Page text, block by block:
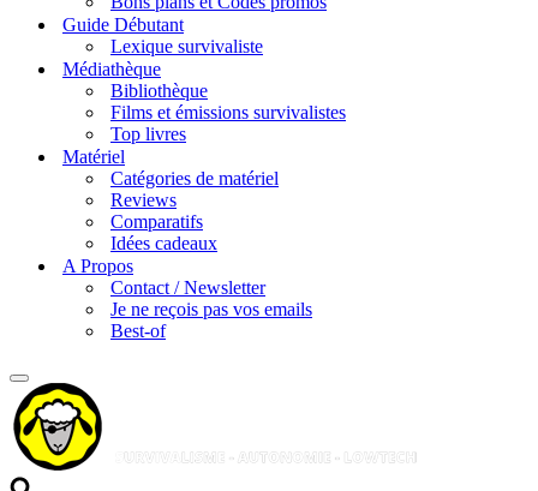
Guide Débutant
Lexique survivaliste
Médiathèque
Bibliothèque
Films et émissions survivalistes
Top livres
Matériel
Catégories de matériel
Reviews
Comparatifs
Idées cadeaux
A Propos
Contact / Newsletter
Je ne reçois pas vos emails
Best-of
Menu
de
navigation